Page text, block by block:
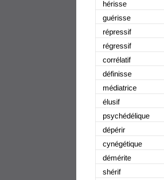
hérisse
guérisse
répressif
régressif
corrélatif
définisse
médiatrice
élusif
psychédélique
dépérir
cynégétique
démérite
shérif